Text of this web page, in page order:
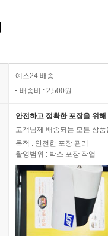
예스24 배송
배송비 : 2,500원
안전하고 정확한 포장을 위
고객님께 배송되는 모든 상
목적 : 안전한 포장 관리
촬영범위 : 박스 포장 작업